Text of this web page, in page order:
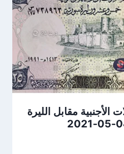
مقابل الليرة